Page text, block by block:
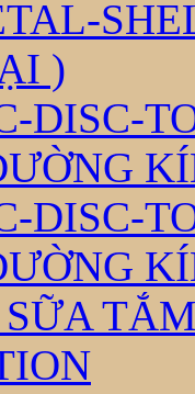
)
DISC-
DISC-